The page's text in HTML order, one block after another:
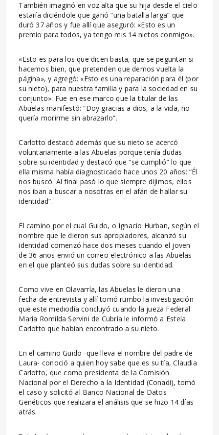
También imaginó en voz alta que su hija desde el cielo
estaría diciéndole que ganó “una batalla larga” que
duró 37 años y fue allí que aseguró: «Esto es un
premio para todos, ya tengo mis 14 nietos conmigo».
«Esto es para los que dicen basta, que se peguntan si
hacemos bien, que pretenden que demos vuelta la
página», y agregó: «Esto es una reparación para él (por
su nieto), para nuestra familia y para la sociedad en su
conjunto». Fue en ese marco que la titular de las
Abuelas manifestó: “Doy gracias a dios, a la vida, no
quería morirme sin abrazarlo”.
Carlotto destacó además que su nieto se acercó
voluntariamente a las Abuelas porque tenía dudas
sobre su identidad y destacó que “se cumplió” lo que
ella misma había diagnosticado hace unos 20 años: “Él
nos buscó. Al final pasó lo que siempre dijimos, ellos
nos iban a buscar a nosotras en el afán de hallar su
identidad”.
El camino por el cual Guido, o Ignacio Hurban, según el
nombre que le dieron sus apropiadores, alcanzó su
identidad comenzó hace dos meses cuando el joven
de 36 años envió un correo electrónico a las Abuelas
en el que planteó sus dudas sobre su identidad.
Como vive en Olavarría, las Abuelas le dieron una
fecha de entrevista y allí tomó rumbo la investigación
que este mediodía concluyó cuando la jueza Federal
María Romilda Servini de Cubría le informó a Estela
Carlotto que habían encontrado a su nieto.
En el camino Guido -que lleva el nombre del padre de
Laura- conoció a quien hoy sabe que es su tía, Claudia
Carlotto, que como presidenta de la Comisión
Nacional por el Derecho a la Identidad (Conadi), tomó
el caso y solicitó al Banco Nacional de Datos
Genéticos que realizara el análisis que se hizo 14 días
atrás.